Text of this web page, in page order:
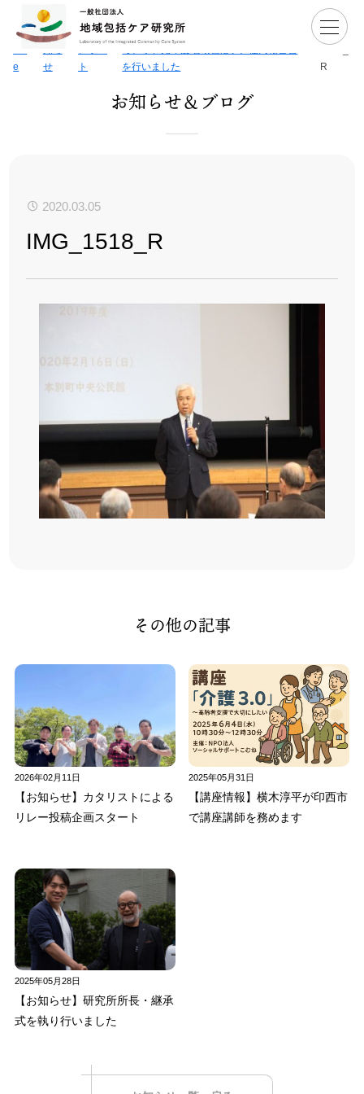
H
e
>
お
せ
>
活動
ト
>
【開催報告】2月16日北海道本別町に
を行いました
>
IMG_
R
お知らせ＆ブログ
2020.03.05
IMG_1518_R
その他の記事
2026年02月11日
【お知らせ】カタリストによる
リレー投稿企画スタート
2025年05月31日
【講座情報】横木淳平が印西市
で講座講師を務めます
2025年05月28日
【お知らせ】研究所所長・継承
式を執り行いました